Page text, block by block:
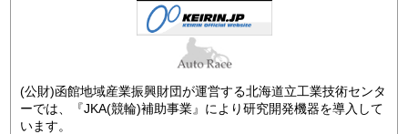
(公財)函館地域産業振興財団が運営する北海道立工業技術センタ
ーでは、『JKA(競輪)補助事業』により研究開発機器を導入して
います。